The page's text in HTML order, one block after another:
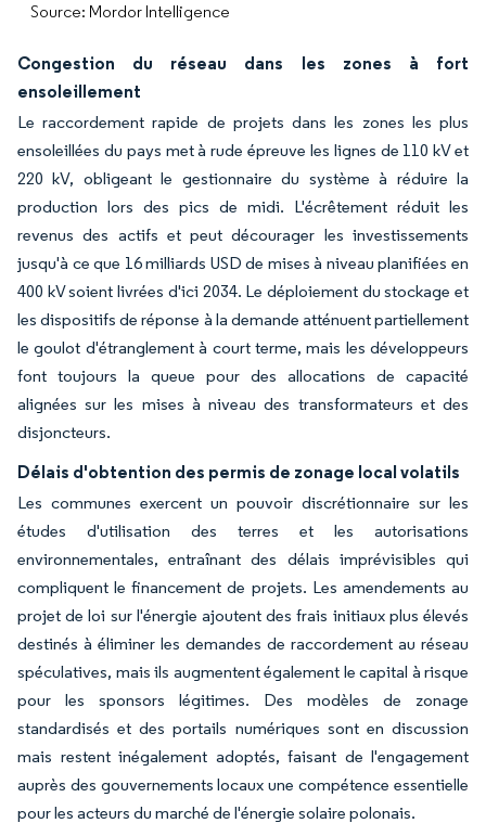
Source: Mordor Intelligence
Congestion du réseau dans les zones à fort
ensoleillement
Le raccordement rapide de projets dans les zones les plus
ensoleillées du pays met à rude épreuve les lignes de 110 kV et
220 kV, obligeant le gestionnaire du système à réduire la
production lors des pics de midi. L'écrêtement réduit les
revenus des actifs et peut décourager les investissements
jusqu'à ce que 16 milliards USD de mises à niveau planifiées en
400 kV soient livrées d'ici 2034. Le déploiement du stockage et
les dispositifs de réponse à la demande atténuent partiellement
le goulot d'étranglement à court terme, mais les développeurs
font toujours la queue pour des allocations de capacité
alignées sur les mises à niveau des transformateurs et des
disjoncteurs.
Délais d'obtention des permis de zonage local volatils
Les communes exercent un pouvoir discrétionnaire sur les
études d'utilisation des terres et les autorisations
environnementales, entraînant des délais imprévisibles qui
compliquent le financement de projets. Les amendements au
projet de loi sur l'énergie ajoutent des frais initiaux plus élevés
destinés à éliminer les demandes de raccordement au réseau
spéculatives, mais ils augmentent également le capital à risque
pour les sponsors légitimes. Des modèles de zonage
standardisés et des portails numériques sont en discussion
mais restent inégalement adoptés, faisant de l'engagement
auprès des gouvernements locaux une compétence essentielle
pour les acteurs du marché de l'énergie solaire polonais.